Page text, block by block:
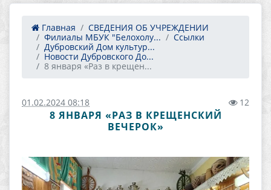
Главная
СВЕДЕНИЯ ОБ УЧРЕЖДЕНИИ
Филиалы МБУК "Белохолу...
Ссылки
Дубровский Дом культур...
Новости Дубровского До...
8 января «Раз в крещен...
01.02.2024 08:18 12
8 ЯНВАРЯ «РАЗ В КРЕЩЕНСКИЙ
ВЕЧЕРОК»